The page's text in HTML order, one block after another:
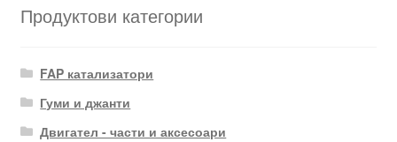
Продуктови категории
FAP катализатори
Гуми и джанти
Двигател - части и аксесоари